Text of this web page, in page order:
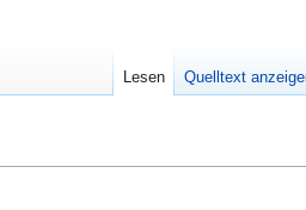
Lesen Quelltext